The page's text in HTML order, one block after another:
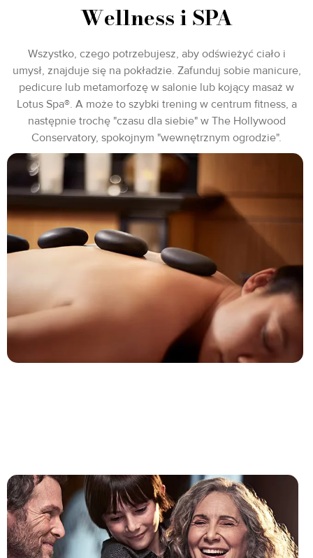
Wellness i SPA
Wszystko, czego potrzebujesz, aby odświeżyć ciało i
umysł, znajduje się na pokładzie. Zafunduj sobie manicure,
pedicure lub metamorfozę w salonie lub kojący masaż w
Lotus Spa®. A może to szybki trening w centrum fitness, a
następnie trochę "czasu dla siebie" w The Hollywood
Conservatory, spokojnym "wewnętrznym ogrodzie".